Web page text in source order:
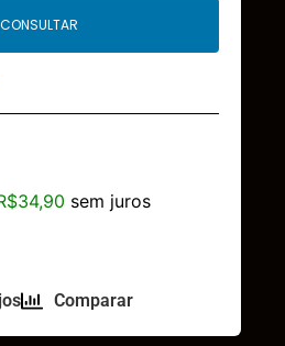
CONSULTAR
34,90 sem juros
Comparar